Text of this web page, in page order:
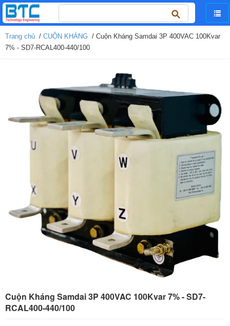
Tìm
kiếm
Trang chủ / CUỘN KHÁNG / Cuộn Kháng Samdai 3P 400VAC 100Kvar
7% - SD7-RCAL400-440/100
Cuộn Kháng Samdai 3P 400VAC 100Kvar 7% - SD7-
RCAL400-440/100